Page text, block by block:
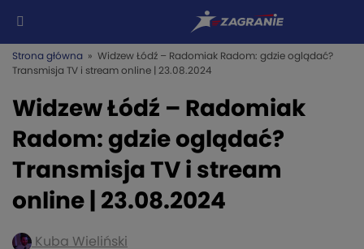
Strona główna » Widzew Łódź – Radomiak Radom: gdzie oglądać?
Transmisja TV i stream online | 23.08.2024
Widzew Łódź – Radomiak
Radom: gdzie oglądać?
Transmisja TV i stream
online | 23.08.2024
Kuba Wieliński